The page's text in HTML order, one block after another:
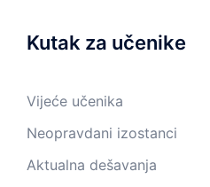
Kutak za učenike
Vijeće učenika
Neopravdani izostanci
Aktualna dešavanja